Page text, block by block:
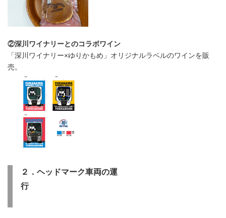
②深川ワイナリーとのコラボワイン
「深川ワイナリー×ゆりかもめ」オリジナルラベルのワインを販
売。
２．ヘッドマーク車両の運
行